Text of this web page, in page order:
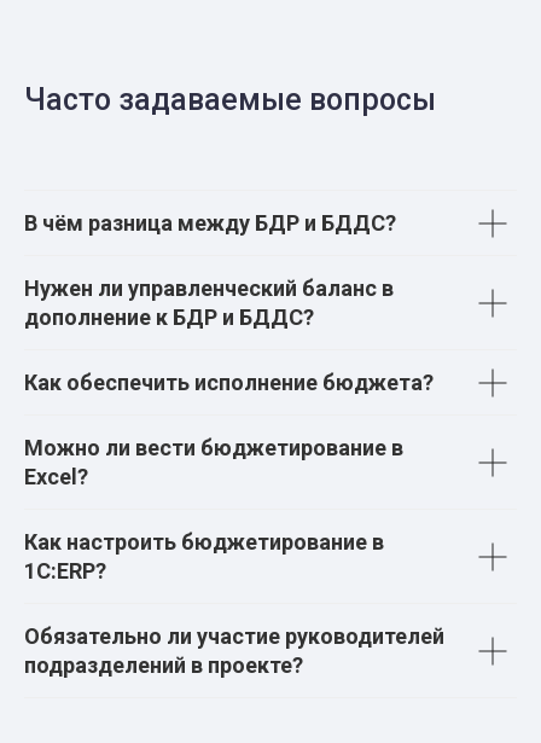
Часто задаваемые вопросы
В чём разница между БДР и БДДС?
Нужен ли управленческий баланс в
дополнение к БДР и БДДС?
Как обеспечить исполнение бюджета?
Можно ли вести бюджетирование в
Excel?
Как настроить бюджетирование в
1С:ERP?
Обязательно ли участие руководителей
подразделений в проекте?